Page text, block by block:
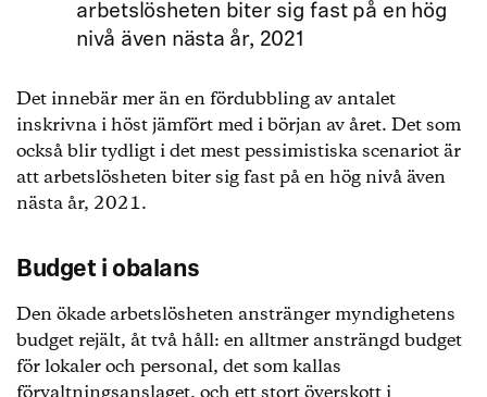
arbetslösheten biter sig fast på en hög
nivå även nästa år, 2021
Det innebär mer än en fördubbling av antalet
inskrivna i höst jämfört med i början av året. Det som
också blir tydligt i det mest pessimistiska scenariot är
att arbetslösheten biter sig fast på en hög nivå även
nästa år, 2021.
Budget i obalans
Den ökade arbetslösheten anstränger myndighetens
budget rejält, åt två håll: en alltmer ansträngd budget
för lokaler och personal, det som kallas